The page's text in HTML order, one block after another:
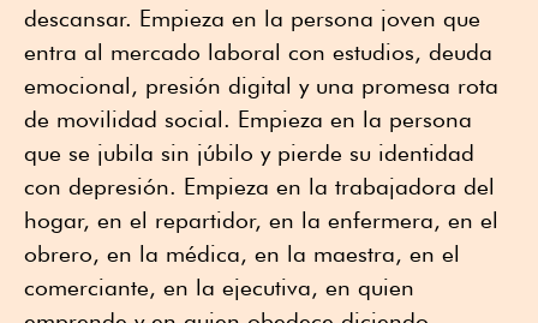
descansar. Empieza en la persona joven que
entra al mercado laboral con estudios, deuda
emocional, presión digital y una promesa rota
de movilidad social. Empieza en la persona
que se jubila sin júbilo y pierde su identidad
con depresión. Empieza en la trabajadora del
hogar, en el repartidor, en la enfermera, en el
obrero, en la médica, en la maestra, en el
comerciante, en la ejecutiva, en quien